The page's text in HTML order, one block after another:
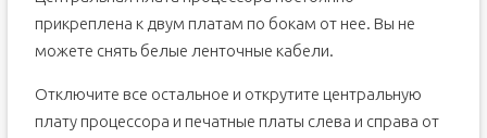
прикреплена к двум платам по бокам от нее. Вы не
можете снять белые ленточные кабели.
Отключите все остальное и открутите центральную
плату процессора и печатные платы слева и справа от